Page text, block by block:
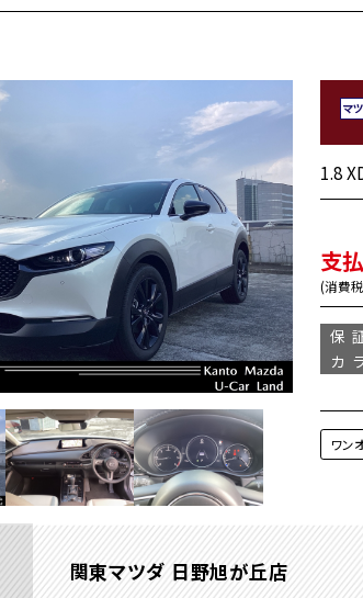
1.8
支
(消費
保
カ
ワン
関東マツダ 日野旭が丘店